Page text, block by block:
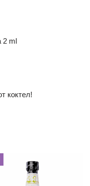
2 ml
коктел!